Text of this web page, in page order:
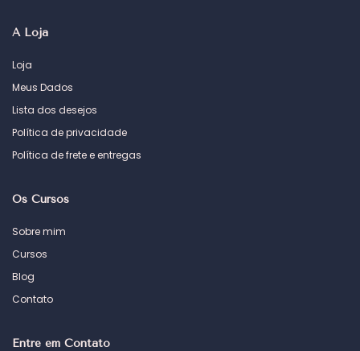
A Loja
Loja
Meus Dados
Lista dos desejos
Política de privacidade
Política de frete e entregas
Os Cursos
Sobre mim
Cursos
Blog
Contato
Entre em Contato